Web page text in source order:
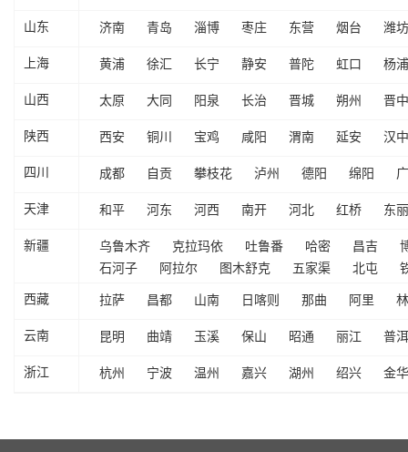
山东 济南 青岛 淄博 枣庄 东营 烟台 潍坊
上海 黄浦 徐汇 长宁 静安 普陀 虹口 杨浦
山西 太原 大同 阳泉 长治 晋城 朔州 晋中
陕西 西安 铜川 宝鸡 咸阳 渭南 延安 汉中
四川 成都 自贡 攀枝花 泸州 德阳 绵阳
天津 和平 河东 河西 南开 河北 红桥 东丽
新疆 乌鲁木齐 克拉玛依 吐鲁番 哈密 昌吉
石河子
阿拉尔 图木舒克 五家渠 北屯
西藏 拉萨 昌都 山南 日喀则 那曲 阿里
云南 昆明 曲靖 玉溪 保山 昭通 丽江 普洱
浙江 杭州 宁波 温州 嘉兴 湖州 绍兴 金华